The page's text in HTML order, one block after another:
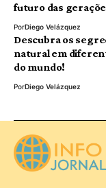
futuro das
PorDiego Velázquez
Descubra os
natural em
do mundo!
PorDiego Velázquez